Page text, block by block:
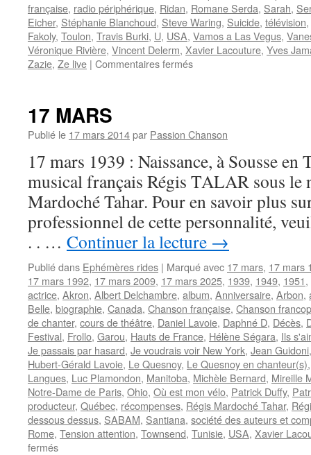
française, radio périphérique, Ridan, Romane Serda, Sarah,
Eicher, Stéphanie Blanchoud, Steve Waring, Suicide, télévision,
Fakoly, Toulon, Travis Burki, U, USA, Vamos a Las Vegus,
Véronique Rivière, Vincent Delerm, Xavier Lacouture, Yves
Zazie, Ze live | Commentaires ferméssur
17 MARS
Publié le 17 mars 2014par Passion Chanson
17 mars 1939 : Naissance, à Sousse
musical français Régis TALAR sous le
Mardoché Tahar. Pour en savoir plus
professionnel de cette personnalité,
. . … Continuer la lecture →
Publié dans Ephémères rides | Marqué avec 17 mars, 17 mars
17 mars 1992, 17 mars 2009, 17 mars 2025, 1939, 1949, 1951,
actrice, Akron, Albert Delchambre, album, Anniversaire, Arbon,
Belle, biographie, Canada, Chanson française, Chanson
de chanter, cours de théâtre, Daniel Lavoie, Daphné D, Décès,
Festival, Frollo, Garou, Hauts de France, Hélène Ségara, Ils
Je passais par hasard, Je voudrais voir New York, Jean Guidoni
Hubert-Gérald Lavoie, Le Quesnoy, Le Quesnoy en chanteur(s)
Langues, Luc Plamondon, Manitoba, Michèle Bernard, Mireille
Notre-Dame de Paris, Ohio, Où est mon vélo, Patrick Duffy,
producteur, Québec, récompenses, Régis Mardoché Tahar,
dessous dessus, SABAM, Santiana, société des auteurs et
Rome, Tension attention, Townsend, Tunisie, USA, Xavier
ferméssur